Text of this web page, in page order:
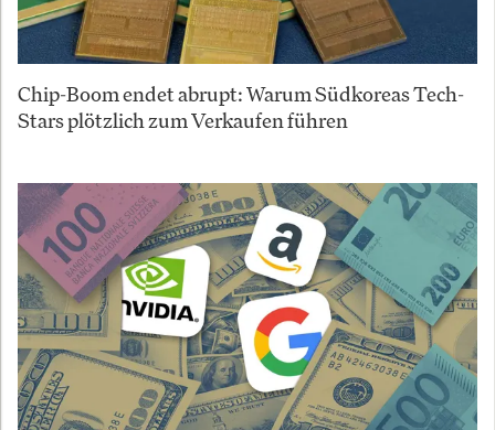
Chip-Boom endet abrupt: Warum Südkoreas Tech-
Stars plötzlich zum Verkaufen führen